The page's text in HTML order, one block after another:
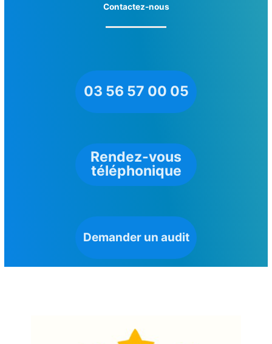
Contactez-nous
03 56 57 00 05
Rendez-vous
téléphonique
Demander un audit